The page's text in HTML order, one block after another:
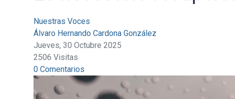
Nuestras Voces
Álvaro Hernando Cardona González
Jueves, 30 Octubre 2025
2506 Visitas
0 Comentarios